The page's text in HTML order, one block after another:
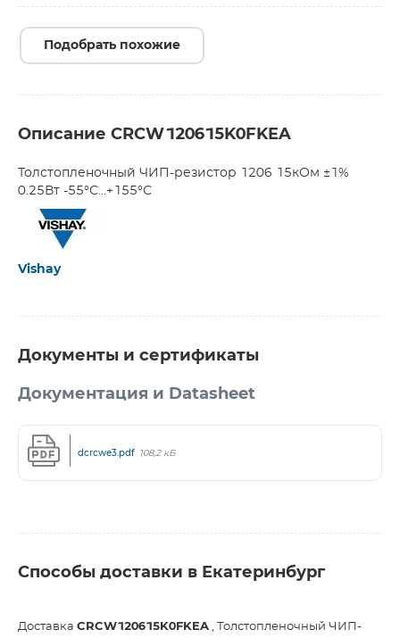
Подобрать похожие
Описание CRCW120615K0FKEA
Толстопленочный ЧИП-резистор 1206 15кОм ±1%
0.25Вт -55°С...+155°С
Vishay
Документы и сертификаты
Документация и Datasheet
dcrcwe3.pdf 108,2 кБ
Способы доставки в Екатеринбург
Доставка CRCW120615K0FKEA , Толстопленочный ЧИП-